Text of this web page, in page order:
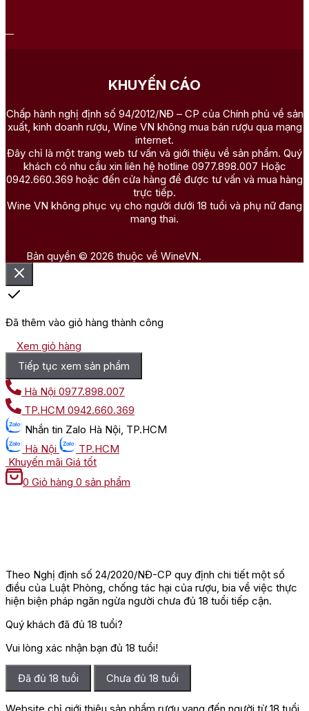
KHUYẾN CÁO
Chấp hành nghị định số 94/2012/NĐ – CP của Chính phủ về sản
xuất, kinh doanh rượu, Wine VN không mua bán rượu qua mạng
internet.
Đây chỉ là một trang web tư vấn và giới thiệu về sản phẩm. Quý
khách có nhu cầu xin liên hệ hotline 0977.898.007 Hoặc
0942.660.369 hoặc đến cửa hàng để được tư vấn và mua hàng
trực tiếp.
Wine VN không phục vụ cho người dưới 18 tuổi và phụ nữ đang
mang thai.
Bản quyền © 2026 thuộc về WineVN.
Đã thêm vào giỏ hàng thành công
Xem giỏ hàng
Tiếp tục xem sản phẩm
Hà Nội 0977.898.007
TP.HCM 0942.660.369
Nhắn tin Zalo Hà Nội, TP.HCM
Hà Nội
TP.HCM
Khuyến mãi Giá tốt
0 Giỏ hàng 0 sản phẩm
Theo Nghị định số 24/2020/NĐ-CP quy định chi tiết một số
điều của Luật Phòng, chống tác hại của rượu, bia về việc thực
hiện biện pháp ngăn ngừa người chưa đủ 18 tuổi tiếp cận.
Quý khách đã đủ 18 tuổi?
Vui lòng xác nhận bạn đủ 18 tuổi!
Đã đủ 18 tuổi Chưa đủ 18 tuổi